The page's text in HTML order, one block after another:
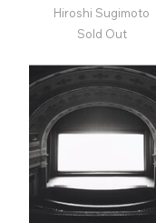
Hiroshi Sugimoto
Sold Out